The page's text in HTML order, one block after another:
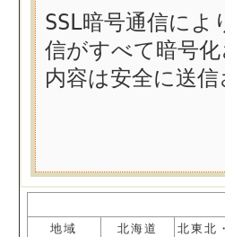
SSL暗号通信に
信がすべて暗号
内容は安全に送
地域 北海道
北東北